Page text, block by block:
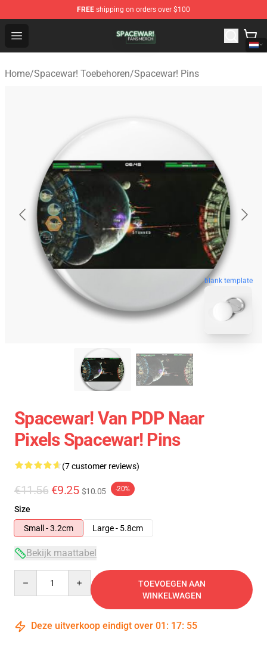
FREE shipping on orders over $100
Open menu
Spacewar! Shop - Official Spacewar! Merchandise Store
Home/Spacewar! Toebehoren/Spacewar! Pins
blank template
Spacewar! Van PDP Naar
Pixels Spacewar! Pins
(7 customer reviews)
€11.56 €9.25 $10.05 -20%
Size
Small - 3.2cm
Large - 5.8cm
Bekijk maattabel
TOEVOEGEN AAN
WINKELWAGEN
Deze uitverkoop eindigt over 01 : 17: 54